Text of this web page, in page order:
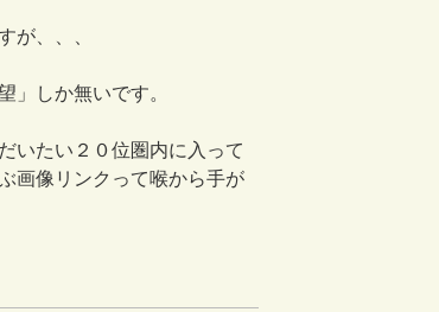
が、、、
」しか無いです。
いたい２０位圏内に入って
画像リンクって喉から手が